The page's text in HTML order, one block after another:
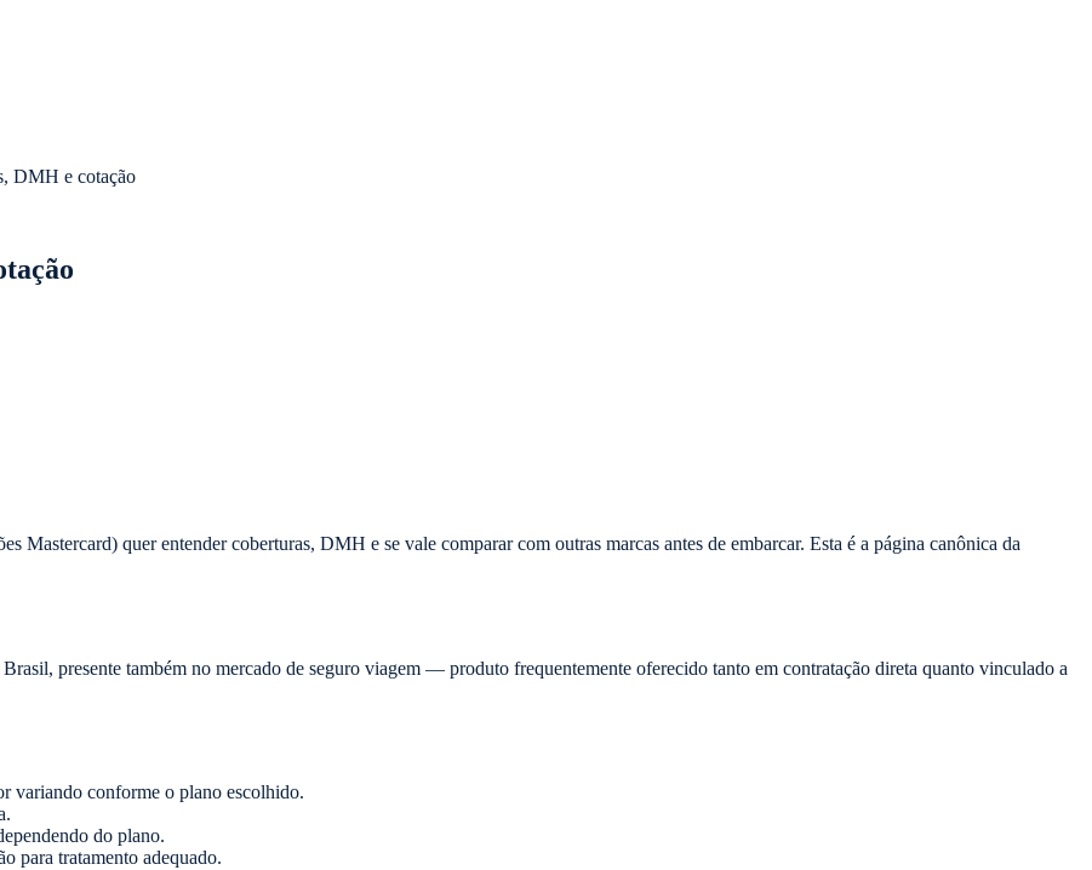
DMH e cotação
Mastercard) quer entender coberturas, DMH e se vale comparar com outras marcas antes de embarcar. Esta é a página canônica da
presente também no mercado de seguro viagem — produto frequentemente oferecido tanto em contratação direta quanto vinculado a
variando conforme o plano escolhido.
do plano.
para tratamento adequado.